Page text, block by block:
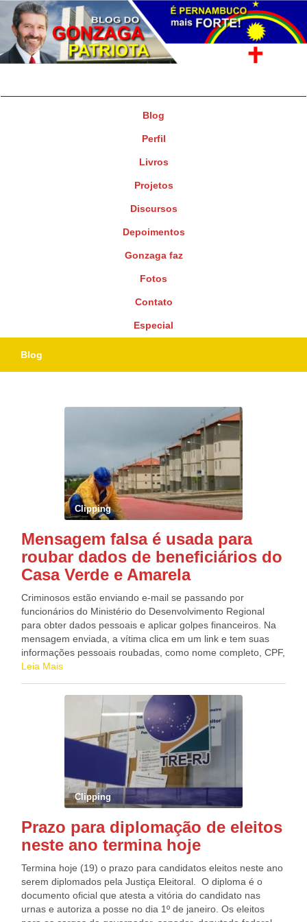
Blog
Perfil
Livros
Projetos
Discursos
Depoimentos
Gonzaga faz
Fotos
Contato
Especial
Blog
Clipping
Mensagem falsa é usada para
roubar dados de beneficiários do
Casa Verde e Amarela
Criminosos estão enviando e-mail se passando por
funcionários do Ministério do Desenvolvimento Regional
para obter dados pessoais e aplicar golpes financeiros. Na
mensagem enviada, a vítima clica em um link e tem suas
informações pessoais roubadas, como nome completo, CPF,
números e senhas de cartões de crédito, entre outros
comunicado sobre suposta seleção de pessoas para
comprovação de dados referentes ao Programa Casa Verde
e Amarela. Ao receber o e-mail, o ideal é desconfiar e não
enviar informações pessoais, além de denunciar os
criminosos. Confira abaixo a íntegra do e-mail que vem
sendo utilizado: “O(a) senhor(a) foi selecionado para
comprovar os dados que foram inseridos no cadastro no
momento de sua inscrição a fim de habilitar-se no programa
habitacional do Governo Federal. Para isso, o(a) senhor(a)
hackeado) ou faça seu cadastro no link: (link hackeado).
Após concluir o preenchimento do formulário, o(a) senhor(a)
pela qual o será instruído a enviar os documentos
necessários para análise e posteriormente receberá uma
notificação por e-mail ou WhatsApp sobre sua situação no
programa. Lembramos que é necessário apresentar os
Leia Mais
Clipping
Prazo para diplomação de eleitos
neste ano termina hoje
Termina hoje (19) o prazo para candidatos eleitos neste ano
serem diplomados pela Justiça Eleitoral. O diploma é o
documento oficial que atesta a vitória do candidato nas
urnas e autoriza a posse no dia 1º de janeiro. Os eleitos